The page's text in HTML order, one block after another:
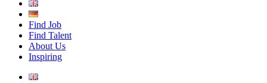
Find Job
Find Talent
About Us
Inspiring